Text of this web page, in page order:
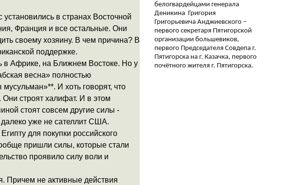
в странах Восточной
Франция и все остальные. Они
своему хозяину. В чем причина? В
поддержке.
в Африке, на Ближнем Востоке. Но у
весна» полностью
И хоть говорят, что
строят халифат. И в этом
стоят совсем другие силы -
уже не сателлит США.
для покупки российского
пришли силы, которые стали
проявило силу воли и
Причем не активные действия
белогвардейцами генерала
Деникина Григория
Григорьевича Анджиевского –
первого секретаря Пятигорской
организации большевиков,
первого Председателя Совдепа г.
Пятигорска на г. Казачка, первого
почётного жителя г. Пятигорска.